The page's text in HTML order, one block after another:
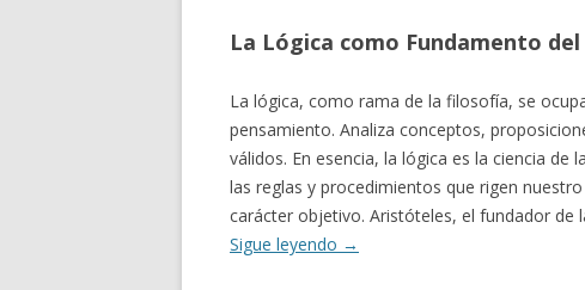
La Lógica como Fundamento
La lógica, como rama de la filosofía, se
pensamiento. Analiza conceptos,
válidos. En esencia, la lógica es la ciencia
las reglas y procedimientos que rigen
carácter objetivo. Aristóteles, el fundador de
Sigue leyendo →